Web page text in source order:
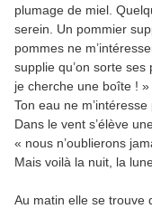
plumage de miel.
serein. Un pommier
pommes ne
supplie qu’on sorte ses
je cherche une boîte !
Ton eau ne
Dans le vent s’élève
« nous n’oublierons
Mais voilà la nuit, la
Au matin elle se trouve